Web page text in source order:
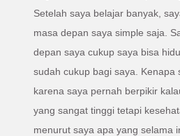
Setelah saya belajar banyak,
masa depan saya simple saja.
depan saya cukup saya bisa
sudah cukup bagi saya. Kenapa
karena saya pernah berpikir
yang sangat tinggi tetapi
menurut saya apa yang selama